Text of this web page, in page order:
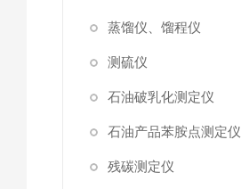
蒸馏仪、馏程仪
测硫仪
石油破乳化测定仪
石油产品苯胺点测定仪
残碳测定仪